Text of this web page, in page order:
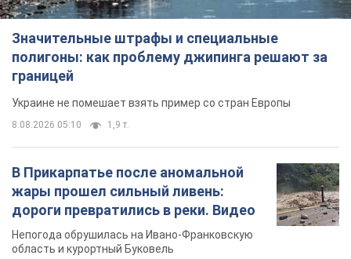
Значительные штрафы и специальные
полигоны: как проблему джипинга решают за
границей
Украине не помешает взять пример со стран Европы
8.08.2026 05:10 1,9 т.
В Прикарпатье после аномальной
жары прошел сильный ливень:
дороги превратились в реки. Видео
Непогода обрушилась на Ивано-Франковскую
область и курортный Буковель